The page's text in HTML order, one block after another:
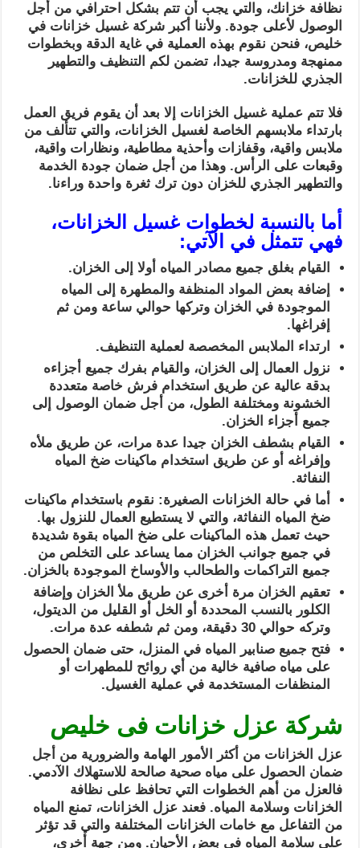
نظافة خزانك، والتي يجب أن تتم بشكل احترافي من أجل
الوصول لأعلى جودة. ولأننا أكبر شركة غسيل خزانات في
خليص، فنحن نقوم بهذه العملية في غاية الدقة وبخطوات
ممنهجة ومدروسة جيدا، تضمن لكم التنظيف والتطهير
الجذري للخزانات.
فلا تتم عملية غسيل الخزانات إلا بعد أن يقوم فريق العمل
بارتداء ملابسهم الخاصة لغسيل الخزانات، والتي تتألف من
ملابس واقية، وقفازات وأحذية مطاطية، ونظارات واقية،
وقبعات على الرأس. وهذا من أجل ضمان جودة الخدمة
والتطهير الجذري للخزان دون ترك ثغرة واحدة وراءنا.
أما بالنسبة لخطوات غسيل الخزانات،
فهي تتمثل في الآتي:
القيام بغلق جميع مصادر المياه أولا إلى الخزان.
إضافة بعض المواد المنظفة والمطهرة إلى المياه
الموجودة في الخزان وتركها حوالي ساعة ومن ثم
إفراغها.
ارتداء الملابس المخصصة لعملية التنظيف.
نزول العمال إلى الخزان، والقيام بفرك جميع أجزاءه
بدقة عالية عن طريق استخدام فرش خاصة متعددة
الخشونة ومختلفة الطول، من أجل ضمان الوصول إلى
جميع أجزاء الخزان.
القيام بشطف الخزان جيدا عدة مرات، عن طريق ملأه
وإفراغه أو عن طريق استخدام ماكينات ضخ المياه
النفاثة.
أما في حالة الخزانات الصغيرة: نقوم باستخدام ماكينات
ضخ المياه النفاثة، والتي لا يستطيع العمال للنزول بها.
حيث تعمل هذه الماكينات على ضخ المياه بقوة شديدة
في جميع جوانب الخزان مما يساعد على التخلص من
جميع التراكمات والطحالب والأوساخ الموجودة بالخزان.
تعقيم الخزان مرة أخرى عن طريق ملأ الخزان وإضافة
الكلور بالنسب المحددة أو الخل أو القليل من الديتول،
وتركه حوالي 30 دقيقة، ومن ثم شطفه عدة مرات.
فتح جميع صنابير المياه في المنزل، حتى ضمان الحصول
على مياه صافية خالية من أي روائح للمطهرات أو
المنظفات المستخدمة في عملية الغسيل.
شركة عزل خزانات فى خليص
عزل الخزانات من أكثر الأمور الهامة والضرورية من أجل
ضمان الحصول على مياه صحية صالحة للاستهلاك الآدمي.
فالعزل من أهم الخطوات التي تحافظ على نظافة
الخزانات وسلامة المياه. فعند عزل الخزانات، تمنع المياه
من التفاعل مع خامات الخزانات المختلفة والتي قد تؤثر
على سلامة المياه في بعض الأحيان. ومن جهة أخرى،